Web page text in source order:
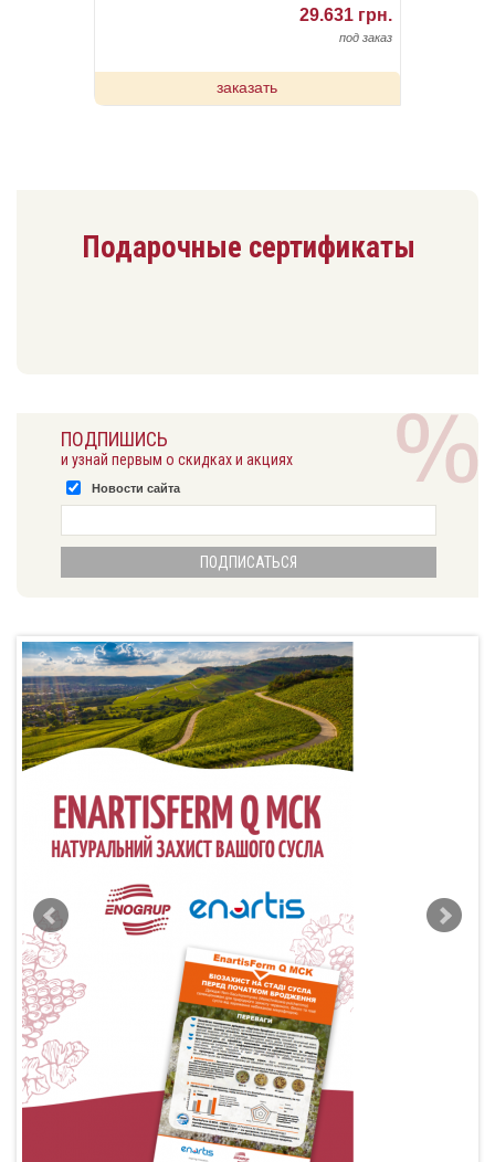
29.631 грн.
под заказ
заказать
Подарочные сертификаты
ПОДПИШИСЬ
и узнай первым о скидках и акциях
Новости сайта